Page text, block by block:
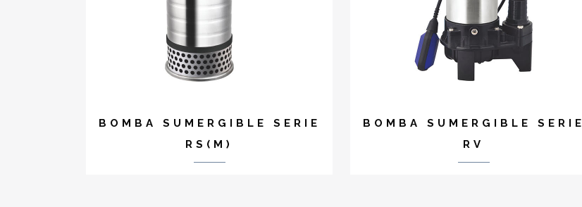
BOMBA SUMERGIBLE SERIE
RS(M)
BOMBA SUMERGIBLE SERIE
RV